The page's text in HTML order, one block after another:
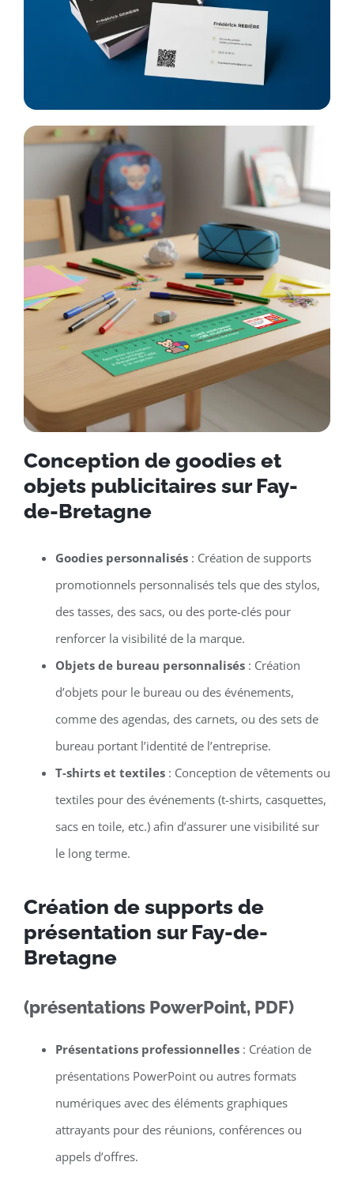
Conception de goodies et
objets publicitaires sur Fay-
de-Bretagne
Goodies personnalisés: Création de supports
promotionnels personnalisés tels que des stylos,
des tasses, des sacs, ou des porte-clés pour
renforcer la visibilité de la marque.
Objets de bureau personnalisés: Création
d’objets pour le bureau ou des événements,
comme des agendas, des carnets, ou des sets de
bureau portant l’identité de l’entreprise.
T-shirts et textiles: Conception de vêtements ou
textiles pour des événements (t-shirts, casquettes,
sacs en toile, etc.) afin d’assurer une visibilité sur
le long terme.
Création de supports de
présentation sur Fay-de-
Bretagne
(présentations PowerPoint, PDF)
Présentations professionnelles: Création de
présentations PowerPoint ou autres formats
numériques avec des éléments graphiques
attrayants pour des réunions, conférences ou
appels d’offres.